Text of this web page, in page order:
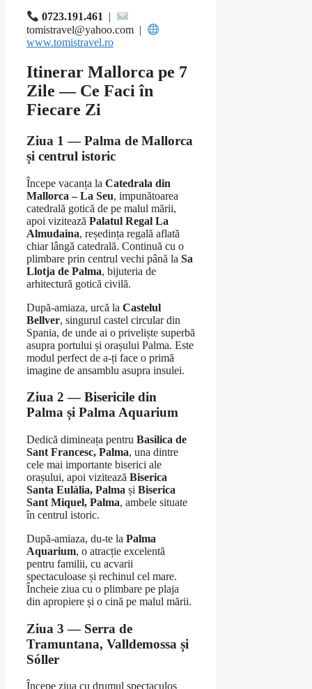
0723.191.461
tomistravel@yahoo.com |
www.tomistravel.ro
Itinerar Mallorca pe 7
Zile — Ce Faci în
Fiecare Zi
Ziua 1 — Palma de Mallorca
și centrul istoric
Începe vacanța la Catedrala din
Mallorca – La Seu, impunătoarea
catedrală gotică de pe malul mării,
apoi vizitează Palatul Regal La
Almudaina, reședința regală aflată
chiar lângă catedrală. Continuă cu o
plimbare prin centrul vechi până la Sa
Llotja de Palma, bijuteria de
arhitectură gotică civilă.
După-amiaza, urcă la Castelul
Bellver, singurul castel circular din
Spania, de unde ai o priveliște superbă
asupra portului și orașului Palma. Este
modul perfect de a-ți face o primă
imagine de ansamblu asupra insulei.
Ziua 2 — Bisericile din
Palma și Palma Aquarium
Dedică dimineața pentru Basilica de
Sant Francesc, Palma, una dintre
cele mai importante biserici ale
orașului, apoi vizitează Biserica
Santa Eulàlia, Palma și Biserica
Sant Miquel, Palma, ambele situate
în centrul istoric.
După-amiaza, du-te la Palma
Aquarium, o atracție excelentă
pentru familii, cu acvarii
spectaculoase și rechinul cel mare.
Încheie ziua cu o plimbare pe plaja
din apropiere și o cină pe malul mării.
Ziua 3 — Serra de
Tramuntana, Valldemossa și
Sóller
Începe ziua cu drumul spectaculos